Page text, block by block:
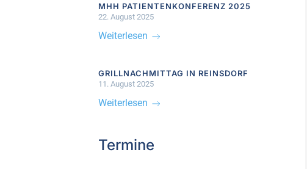
MHH PATIENTENKONFERENZ 2025
22. August 2025
Weiterlesen
GRILLNACHMITTAG IN REINSDORF
11. August 2025
Weiterlesen
Termine